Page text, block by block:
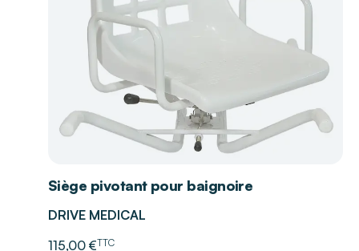
Siège pivotant pour baignoire
DRIVE MEDICAL
115,00 €TTC